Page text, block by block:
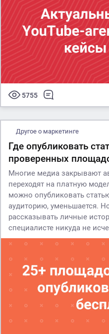
5755
Другое о маркетинге
Где опубликовать
проверенных
Многие медиа закрывают
переходят на платную
можно опубликовать
аудиторию, уменьшается.
рассказывать личные
специалисте никуда не